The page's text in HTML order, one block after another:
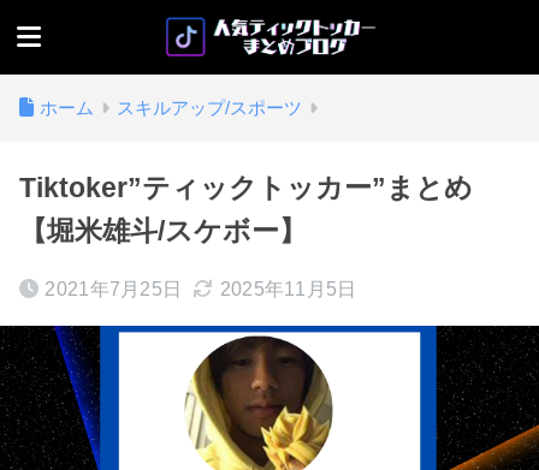
ホーム スキルアップ/スポーツ
Tiktoker”ティックトッカー”まとめ
【堀米雄斗/スケボー】
2021年7月25日 2025年11月5日